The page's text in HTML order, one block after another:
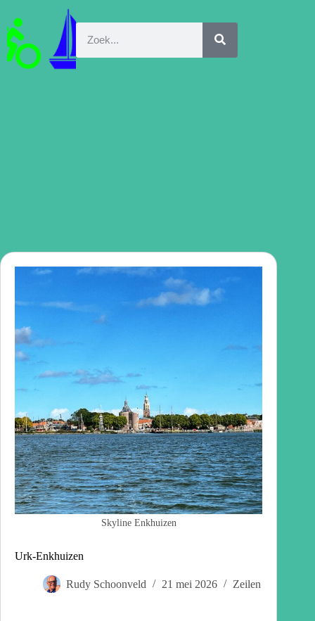
Skyline Enkhuizen
Urk-Enkhuizen
Rudy Schoonveld 21 mei 2026 Zeilen